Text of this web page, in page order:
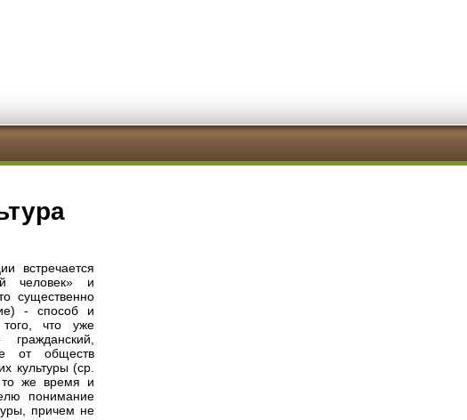
встречается
человек» и
существенно
- способ и
того, что уже
от обществ
культуры (ср.
то же время и
понимание
причем не